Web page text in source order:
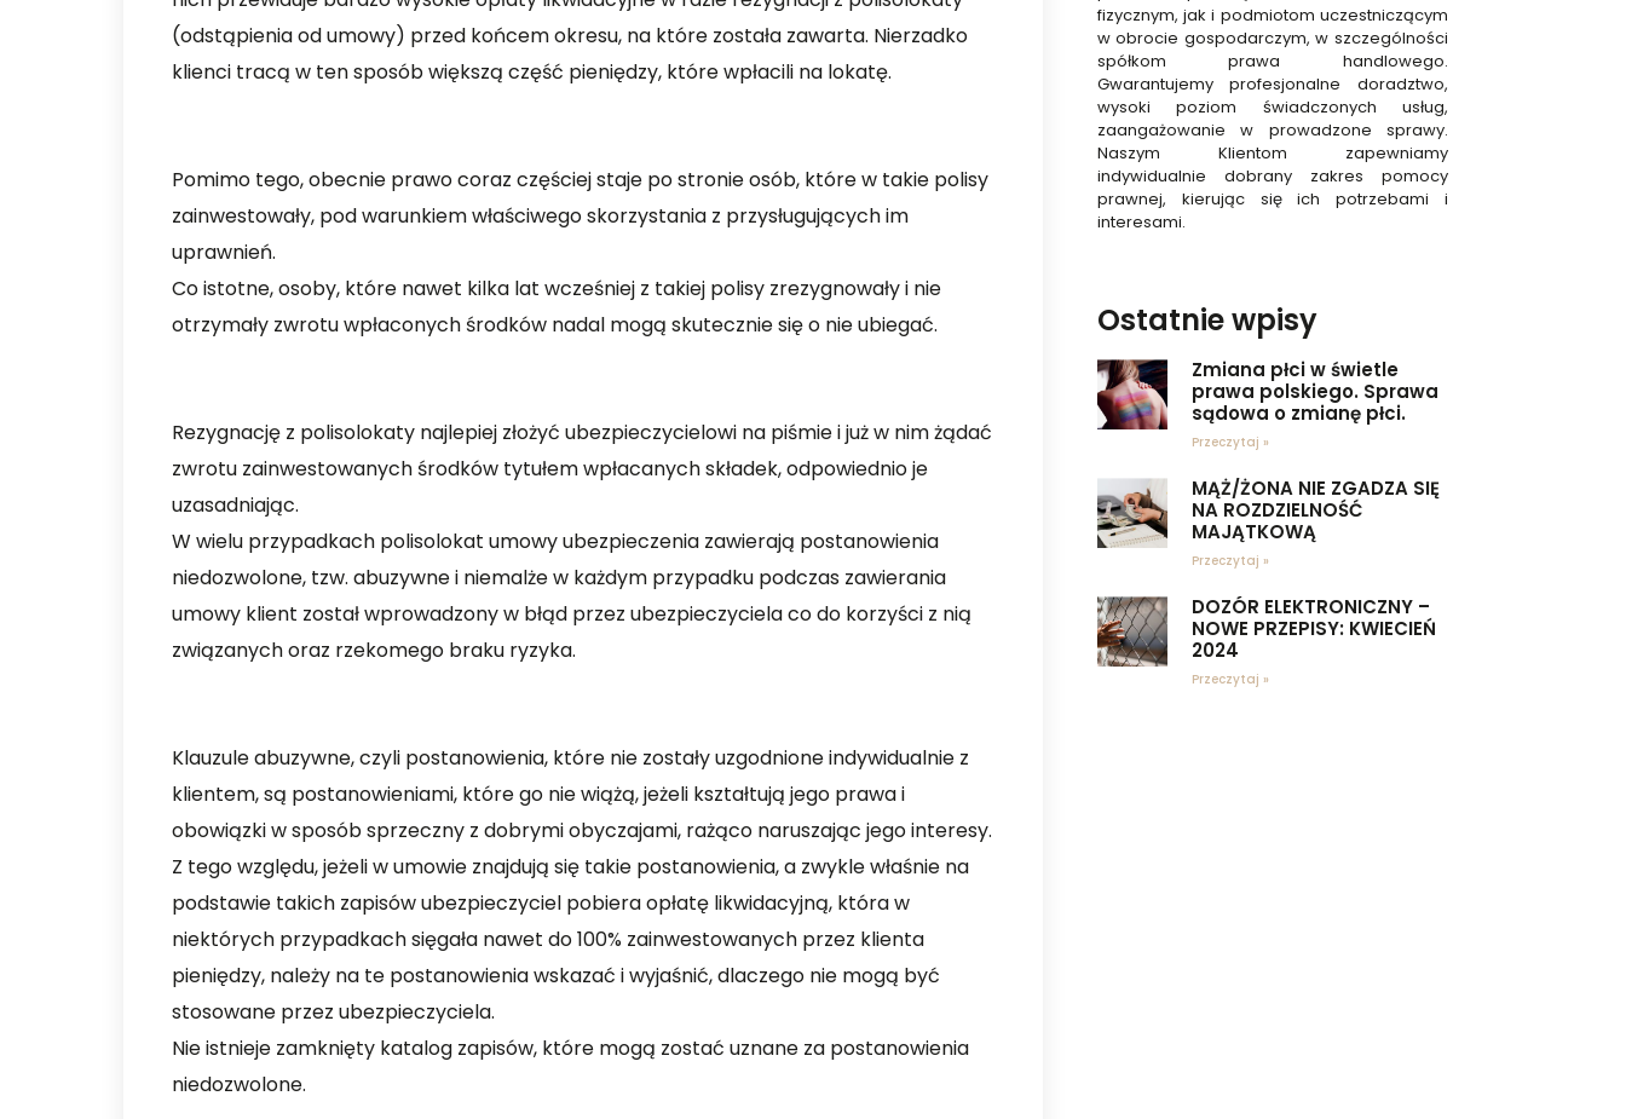
(odstąpienia od umowy) przed końcem okresu, na które została zawarta. Nierzadko
klienci tracą w ten sposób większą część pieniędzy, które wpłacili na lokatę.
Pomimo tego, obecnie prawo coraz częściej staje po stronie osób, które w takie polisy
zainwestowały, pod warunkiem właściwego skorzystania z przysługujących im
uprawnień.
Co istotne, osoby, które nawet kilka lat wcześniej z takiej polisy zrezygnowały i nie
otrzymały zwrotu wpłaconych środków nadal mogą skutecznie się o nie ubiegać.
Rezygnację z polisolokaty najlepiej złożyć ubezpieczycielowi na piśmie i już w nim żądać
zwrotu zainwestowanych środków tytułem wpłacanych składek, odpowiednio je
uzasadniając.
W wielu przypadkach polisolokat umowy ubezpieczenia zawierają postanowienia
niedozwolone, tzw. abuzywne i niemalże w każdym przypadku podczas zawierania
umowy klient został wprowadzony w błąd przez ubezpieczyciela co do korzyści z nią
związanych oraz rzekomego braku ryzyka.
Klauzule abuzywne, czyli postanowienia, które nie zostały uzgodnione indywidualnie z
klientem, są postanowieniami, które go nie wiążą, jeżeli kształtują jego prawa i
obowiązki w sposób sprzeczny z dobrymi obyczajami, rażąco naruszając jego interesy.
Z tego względu, jeżeli w umowie znajdują się takie postanowienia, a zwykle właśnie na
podstawie takich zapisów ubezpieczyciel pobiera opłatę likwidacyjną, która w
niektórych przypadkach sięgała nawet do 100% zainwestowanych przez klienta
pieniędzy, należy na te postanowienia wskazać i wyjaśnić, dlaczego nie mogą być
stosowane przez ubezpieczyciela.
Nie istnieje zamknięty katalog zapisów, które mogą zostać uznane za postanowienia
niedozwolone.
fizycznym, jak i podmiotom uczestniczącym
w obrocie gospodarczym, w szczególności
spółkom prawa handlowego.
Gwarantujemy profesjonalne doradztwo,
wysoki poziom świadczonych usług,
zaangażowanie w prowadzone sprawy.
Naszym Klientom zapewniamy
indywidualnie dobrany zakres pomocy
prawnej, kierując się ich potrzebami i
interesami.
Ostatnie wpisy
Zmiana płci w świetle
prawa polskiego. Sprawa
sądowa o zmianę płci.
Przeczytaj »
MĄŻ/ŻONA NIE ZGADZA SIĘ
NA ROZDZIELNOŚĆ
MAJĄTKOWĄ
Przeczytaj »
DOZÓR ELEKTRONICZNY –
NOWE PRZEPISY: KWIECIEŃ
2024
Przeczytaj »